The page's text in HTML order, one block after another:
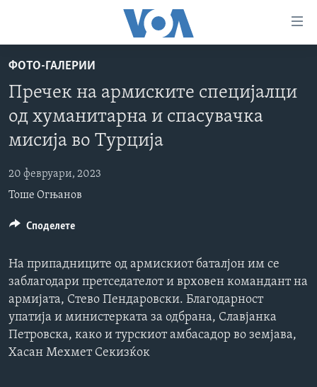
пристапност
на
главната
содржина
Премини
до
навигација
РУБРИКИ
САД
МАКЕДОНИЈА
СВЕТ
ПОЛИТИКА
НАУКА
УМЕТНОСТ И ЗАБАВА
ИНТЕРВЈУА
ФОТОГАЛЕРИИ
ДОКУМЕНТАРЦИ
АРХИВИРАНА ПРОГРАМА
ВЕСТИ ОД САД ВО МИНУТА - АРХИВА
ЗА НАС
НАКУСО...
Јазици
ФОТО-ГАЛЕРИИ
Пречек на армиските специјалци
од хуманитарна и спасувачка
мисија во Турција
20 февруари, 2023
Тоше Огњанов
На припадниците од армискиот баталјон им се
заблагодари претседателот и врховен командант на
армијата, Стево Пендаровски. Благодарност
упатија и министерката за одбрана, Славјанка
Петровска, како и турскиот амбасадор во земјава,
Хасан Мехмет Секизќок
Споделете